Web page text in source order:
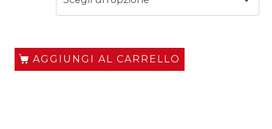
AGGIUNGI AL CARRELLO